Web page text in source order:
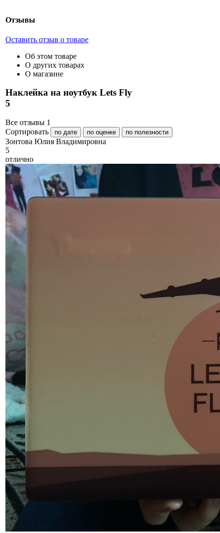
Отзывы
Оставить отзыв о товаре
Об этом товаре
О других товарах
О магазине
Наклейка на ноутбук Lets Fly
5
Все отзывы 1
Сортировать
по дате по оценке по полезности
Зонтова Юлия Владимировна
5
отлично